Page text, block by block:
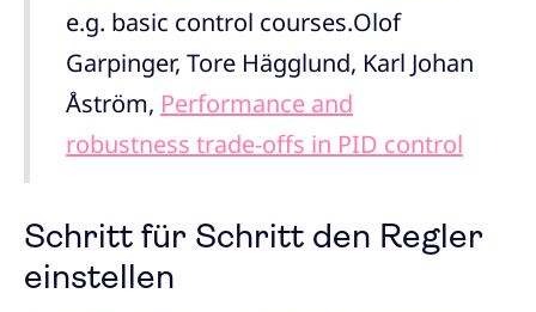
e.g. basic control courses.Olof
Garpinger, Tore Hägglund, Karl Johan
Åström, Performance and
robustness trade-offs in PID control
Schritt für Schritt den Regler
einstellen